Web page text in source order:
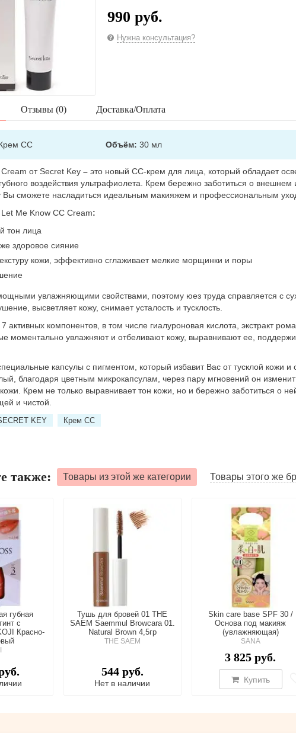
990 руб.
Нужна консультация?
Отзывы (0) Доставка/Оплата
СС Объём: 30 мл
от Secret Key– это новый СС-крем для лица, который обладает
воздействия ультрафиолета. Крем бережно заботиться о
Вы сможете насладиться идеальным макияжем и профессиональным
Me Know CC Cream:
тон лица
здоровое сияние
кожи, эффективно сглаживает мелкие морщинки и поры
увлажняющими свойствами, поэтому юез труда справляется с
высветляет кожу, снимает усталость и тусклость.
активных компонентов, в том числе гиалуроновая кислота, экстракт
моментально увлажняют и отбеливают кожу, выравнивают ее,
капсулы с пигментом, который избавит Вас от тусклой кожи
благодаря цветным микрокапсулам, через пару мгновений он
Крем не только выравнивает тон кожи, но и бережно заботиться о
и чистой.
KEY Крем СС
также: Товары из этой же категории Товары этого же
губная
с
Красно-
Тушь для бровей 01 THE
SAEM Saemmul Browcara 01.
Natural Brown 4,5гр
THE SAEM
544 руб.
Нет в наличии
Skin care base SPF 30 /
Основа под макияж
(увлажняющая)
SANA
3 825 руб.
Купить